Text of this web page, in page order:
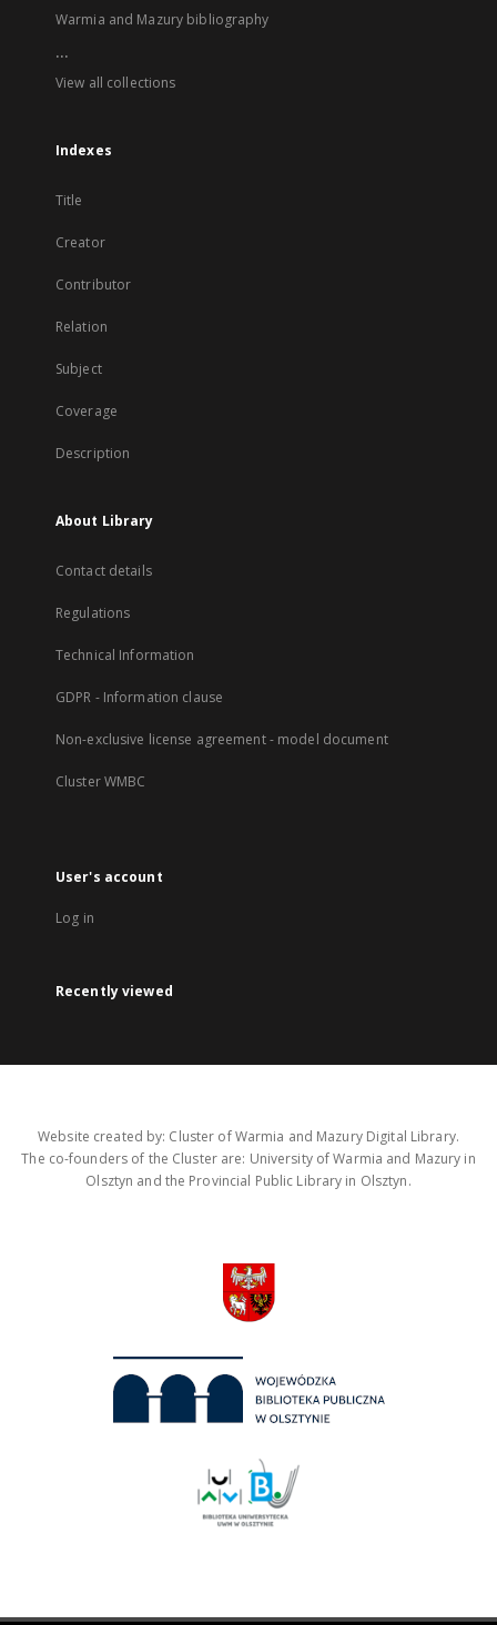
Warmia and Mazury bibliography
...
View all collections
Indexes
Title
Creator
Contributor
Relation
Subject
Coverage
Description
About Library
Contact details
Regulations
Technical Information
GDPR - Information clause
Non-exclusive license agreement - model document
Cluster WMBC
User's account
Log in
Recently viewed
Website created by: Cluster of Warmia and Mazury Digital Library.
The co-founders of the Cluster are: University of Warmia and Mazury in
Olsztyn and the Provincial Public Library in Olsztyn.